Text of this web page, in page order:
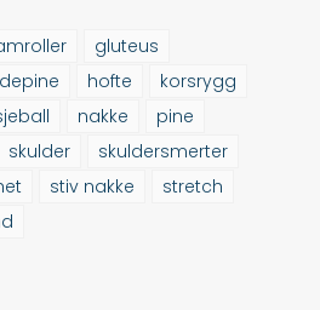
gluteus
hofte
korsrygg
nakke
pine
skulder
skuldersmerter
stiv nakke
stretch